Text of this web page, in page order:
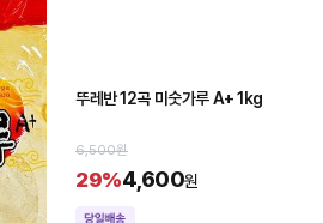
뚜레반 12곡 미숫가루 A+ 1kg
6,500원
29%4,600원